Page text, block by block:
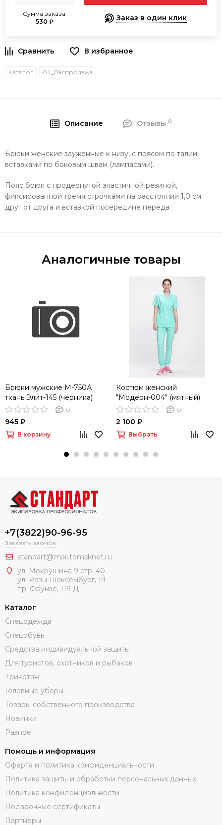
Сумма заказа:
530 ₽
Заказ в один клик
В избранное
Каталог 04_Распродажа
Описание Отзывы 0
Брюки женские зауженные к низу, с поясом по талии,
вставками по боковым швам (лампасами).
Пояс брюк с продернутой эластичной резиной,
фиксированной тремя строчками на расстоянии 1,0 см
друг от друга и вставкой посередине переда.
Аналогичные товары
Брюки мужские М-750А
ткань Элит-145 (черника)
0
945 ₽
В корзину
Костюм женский
"Модерн-004" (мятный)
0
2 100 ₽
Выбрать
+7(3822)90-96-95
Заказать звонок
standart@mail.tomsknet.ru
ул. Мокрушина 9 стр. 40
ул. Розы Люксембург, 19
пр. Фрунзе, 119 Д
Каталог
Спецодежда
Спецобувь
Средства индивидуальной защиты
Для туристов, охотников и рыбаков
Трикотаж
Головные уборы
Товары собственного производства
Новинки
Разное
Помощь и информация
Оферта и политика конфиденциальности
Политика защиты и обработки персональных данных
Политика конфиденциальности
Подарочные сертификаты
Партнеры